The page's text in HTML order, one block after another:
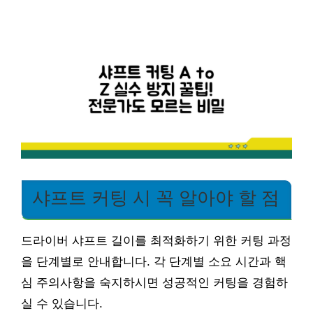
샤프트 커팅 시 꼭 알아야 할 점
드라이버 샤프트 길이를 최적화하기 위한 커팅 과정
을 단계별로 안내합니다. 각 단계별 소요 시간과 핵
심 주의사항을 숙지하시면 성공적인 커팅을 경험하
실 수 있습니다.